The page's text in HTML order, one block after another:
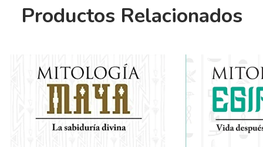
Productos Relacionados